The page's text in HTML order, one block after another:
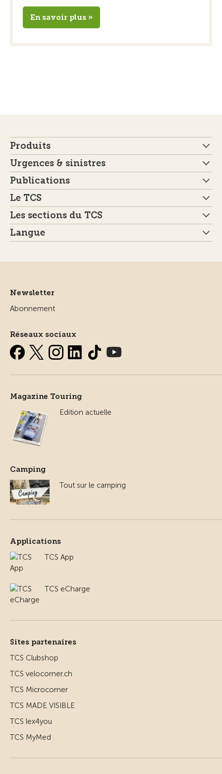
En savoir plus »
Produits
Urgences & sinistres
Publications
Le TCS
Les sections du TCS
Langue
Newsletter
Abonnement
Réseaux sociaux
Magazine Touring
Edition actuelle
Camping
Tout sur le camping
Applications
TCS App
TCS eCharge
Sites partenaires
TCS Clubshop
TCS velocorner.ch
TCS Microcorner
TCS MADE VISIBLE
TCS lex4you
TCS MyMed